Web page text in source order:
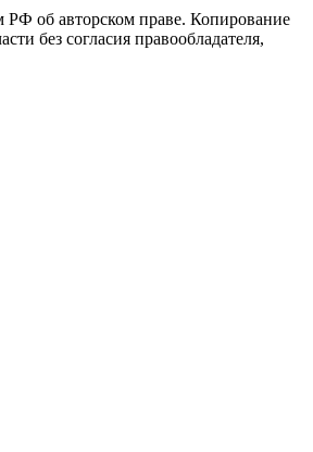
РФ об авторском праве. Копирование
без согласия правообладателя,